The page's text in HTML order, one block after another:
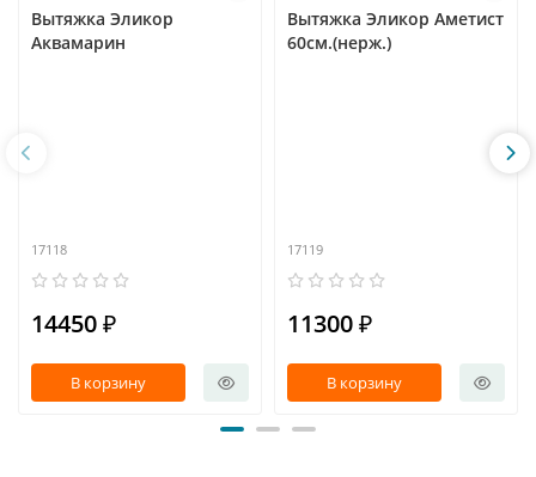
Вытяжка Эликор
Аквамарин
17118
14450 ₽
В корзину
Вытяжка Эликор Аметист
60см.(нерж.)
17119
11300 ₽
В корзину